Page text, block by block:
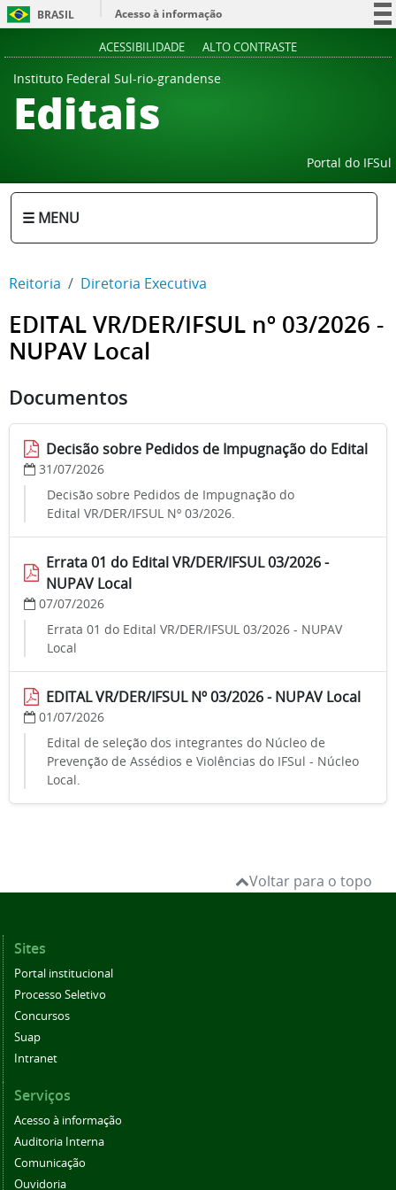
BRASIL
Acesso à informação
ACESSIBILIDADE ALTO CONTRASTE
Instituto Federal Sul-rio-grandense
Editais
Portal do IFSul
☰ MENU
Reitoria Diretoria Executiva
EDITAL VR/DER/IFSUL nº 03/2026 -
NUPAV Local
Documentos
Decisão sobre Pedidos de Impugnação do Edital
31/07/2026
Decisão sobre Pedidos de Impugnação do
Edital VR/DER/IFSUL Nº 03/2026.
Errata 01 do Edital VR/DER/IFSUL 03/2026 -
NUPAV Local
07/07/2026
Errata 01 do Edital VR/DER/IFSUL 03/2026 - NUPAV
Local
EDITAL VR/DER/IFSUL Nº 03/2026 - NUPAV Local
01/07/2026
Edital de seleção dos integrantes do Núcleo de
Prevenção de Assédios e Violências do IFSul - Núcleo
Local.
Voltar para o topo
Sites
Portal institucional
Processo Seletivo
Concursos
Suap
Intranet
Serviços
Acesso à informação
Auditoria Interna
Comunicação
Ouvidoria